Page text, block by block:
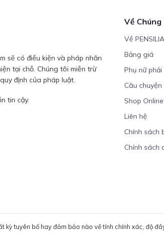
sẽ có điều kiện và pháp nhân
tại chỗ. Chúng tôi miễn trừ
định của pháp luật.
tin cậy.
Về
Về PENSILIA
Bảng giá
Phụ nữ phải
Câu
Shop Online
Liên hệ
Chính sách
Chính sách
tuyên bố hay đảm bảo nào về tính chính xác, độ